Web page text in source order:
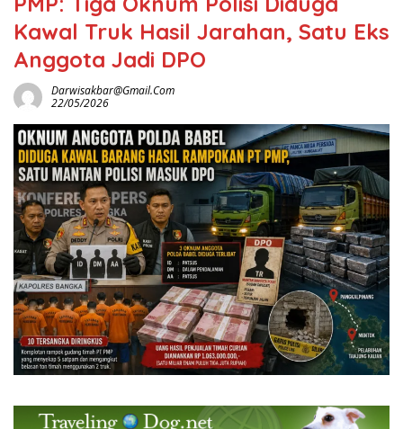
Kawal Truk Hasil Jarahan, Satu Eks
Anggota Jadi DPO
Darwisakbar@gmail.com
22/05/2026